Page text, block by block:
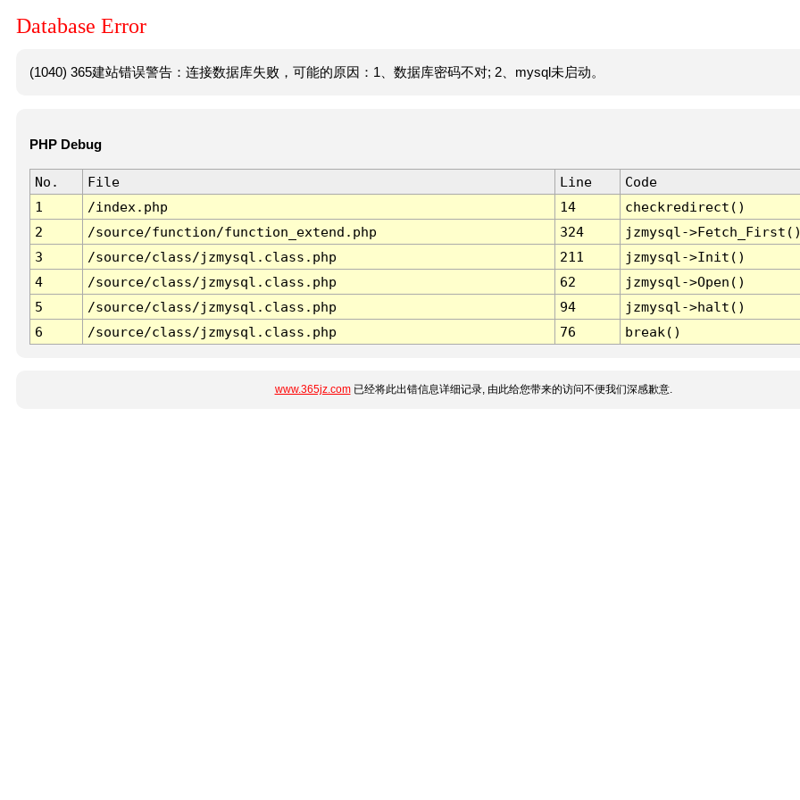
Database Error
(1040) 365建站错误警告：连接数据库失败，可能的原因：1、数据库密码不对; 2、mysql未启动。
PHP Debug
No. File Line
Code
1
/index.php 14
checkredirect()
2
/source/function/function_extend.php 324
jzmysql-
3
/source/class/jzmysql.class.php 211
jzmysql->Init()
4
/source/class/jzmysql.class.php 62
jzmysql->Open()
5
/source/class/jzmysql.class.php 94
jzmysql->halt()
6
/source/class/jzmysql.class.php 76 break()
www.365jz.com已经将此出错信息详细记录, 由此给您带来的访问不便我们深感歉意.